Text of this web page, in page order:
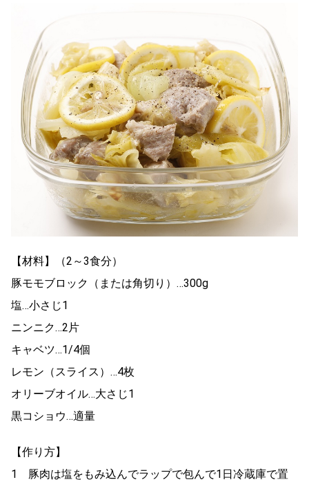
【材料】（2～3食分）
豚モモブロック（または角切り）…300g
塩…小さじ1
ニンニク…2片
キャベツ…1/4個
レモン（スライス）…4枚
オリーブオイル…大さじ1
黒コショウ…適量
【作り方】
1 豚肉は塩をもみ込んでラップで包んで1日冷蔵庫で置